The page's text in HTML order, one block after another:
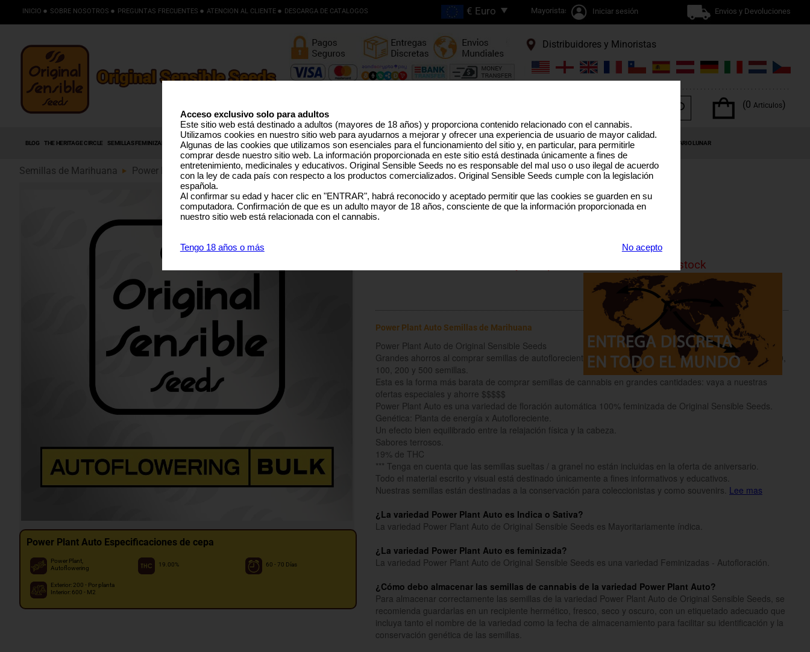
INICIO SOBRE NOSOTROS PREGUNTAS FRECUENTES ATENCION AL CLIENTE DESCARGA DE CATALOGOS Mayoristas Iniciar sesión Envios y Devoluciones
Distribuidores y Minoristas
(0 Articulos)
BLOG THE HERITAGE CIRCLE SEMILLAS FEMINIZADAS SEMILLAS AUTOFLORECIENTES SEMILLAS ALTO THC LÍNEA PRO SEMILLAS MEDICINAL SEMILLAS EEUU SEMILLAS GRANEL TERPENOS DEL CANNABIS OFERTAS ESPECIALES CALENDARIO LUNAR
Semillas de Marihuana Power Plant Auto (89)
Power Plant Auto Especificaciones de cepa
Power Plant,
Autoflowering
19.00% 60 - 70 Días
Exterior: 200 - Por planta
Interior: 600 - M2
Power Plant Auto
Power Plantx Autoflowering
Sorry, this product is currenly out of stock
Power Plant Auto Semillas de Marihuana
Power Plant Auto de Original Sensible Seeds
Grandes ahorros al comprar semillas de autoflorecientes sueltas / sin empaquetar en cantidades de 25, 50,
100, 200 y 500 semillas.
Esta es la forma más barata de comprar semillas de cannabis en grandes cantidades: vaya a nuestras
ofertas especiales y ahorre $$$$$
Power Plant Auto es una variedad de floración automática 100% feminizada de Original Sensible Seeds.
Genética: Planta de energía x Autofloreciente.
Un efecto bien equilibrado entre la relajación física y la cabeza.
Sabores terrosos.
19% de THC
*** Tenga en cuenta que las semillas sueltas / a granel no están incluidas en la oferta de aniversario.
Todo el material escrito y visual está destinado únicamente a fines informativos y educativos.
Nuestras semillas están destinadas a la conservación para coleccionistas y como souvenirs. Lee mas
¿La variedad Power Plant Auto es Indica o Sativa?
La variedad Power Plant Auto de Original Sensible Seeds es Mayoritariamente índica.
¿La variedad Power Plant Auto es feminizada?
La variedad Power Plant Auto de Original Sensible Seeds es una variedad Feminizadas - Autofloración.
¿Cómo debo almacenar las semillas de cannabis de la variedad Power Plant Auto?
Para almacenar correctamente las semillas de la variedad Power Plant Auto de Original Sensible Seeds, se
recomienda guardarlas en un recipiente hermético, fresco, seco y oscuro, con un etiquetado adecuado que
incluya tanto el nombre de la variedad como la fecha de almacenamiento para facilitar su identificación y la
conservación genética de las semillas.
Acceso exclusivo solo para adultos
Este sitio web está destinado a adultos (mayores de 18 años) y proporciona contenido relacionado con el cannabis.
Utilizamos cookies en nuestro sitio web para ayudarnos a mejorar y ofrecer una experiencia de usuario de mayor calidad.
Algunas de las cookies que utilizamos son esenciales para el funcionamiento del sitio y, en particular, para permitirle
comprar desde nuestro sitio web. La información proporcionada en este sitio está destinada únicamente a fines de
entretenimiento, medicinales y educativos. Original Sensible Seeds no es responsable del mal uso o uso ilegal de acuerdo
con la ley de cada país con respecto a los productos comercializados. Original Sensible Seeds cumple con la legislación
española.
Al confirmar su edad y hacer clic en "ENTRAR", habrá reconocido y aceptado permitir que las cookies se guarden en su
computadora. Confirmación de que es un adulto mayor de 18 años, consciente de que la información proporcionada en
nuestro sitio web está relacionada con el cannabis.
Tengo 18 años o más No acepto